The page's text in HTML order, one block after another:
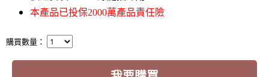
本產品已投保2000萬產品責任險
購買數量：